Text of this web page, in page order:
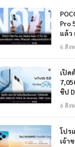
Pro
แล้ว
6 สิง
เปิด
ชิป
6 สิง
โปร
เจ้า